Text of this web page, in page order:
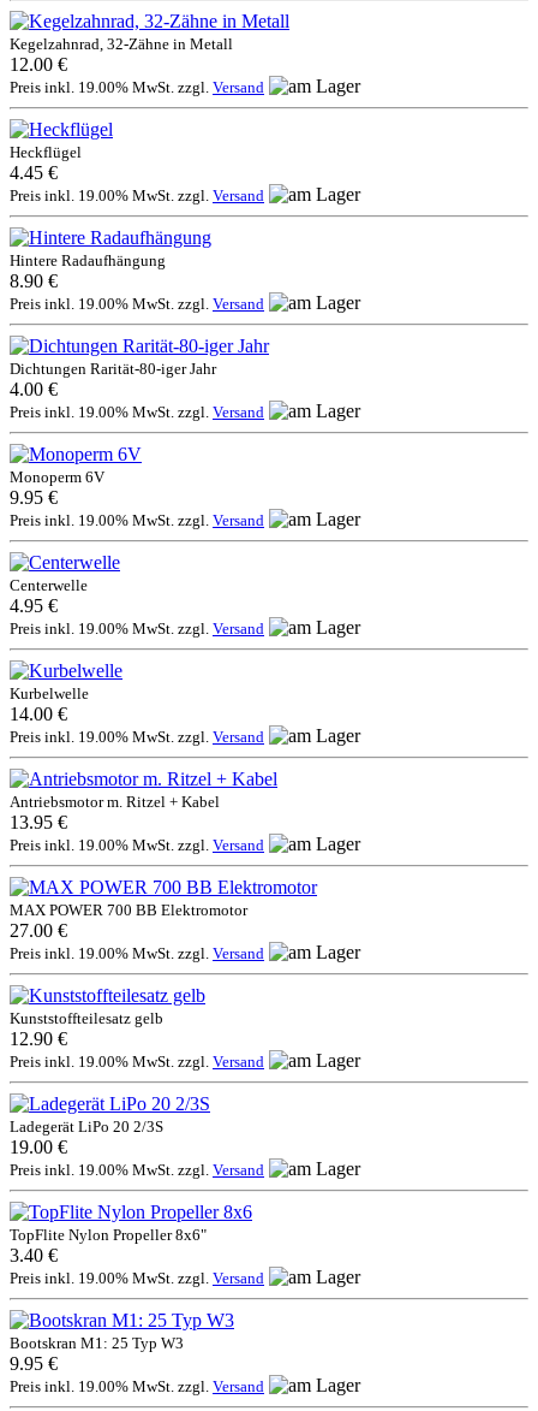
Kegelzahnrad, 32-Zähne in Metall
12.00 €
Preis inkl. 19.00% MwSt. zzgl. Versand
Heckflügel
4.45 €
Preis inkl. 19.00% MwSt. zzgl. Versand
Hintere Radaufhängung
8.90 €
Preis inkl. 19.00% MwSt. zzgl. Versand
Dichtungen Rarität-80-iger Jahr
4.00 €
Preis inkl. 19.00% MwSt. zzgl. Versand
Monoperm 6V
9.95 €
Preis inkl. 19.00% MwSt. zzgl. Versand
Centerwelle
4.95 €
Preis inkl. 19.00% MwSt. zzgl. Versand
Kurbelwelle
14.00 €
Preis inkl. 19.00% MwSt. zzgl. Versand
Antriebsmotor m. Ritzel + Kabel
13.95 €
Preis inkl. 19.00% MwSt. zzgl. Versand
MAX POWER 700 BB Elektromotor
27.00 €
Preis inkl. 19.00% MwSt. zzgl. Versand
Kunststoffteilesatz gelb
12.90 €
Preis inkl. 19.00% MwSt. zzgl. Versand
Ladegerät LiPo 20 2/3S
19.00 €
Preis inkl. 19.00% MwSt. zzgl. Versand
TopFlite Nylon Propeller 8x6"
3.40 €
Preis inkl. 19.00% MwSt. zzgl. Versand
Bootskran M1: 25 Typ W3
9.95 €
Preis inkl. 19.00% MwSt. zzgl. Versand